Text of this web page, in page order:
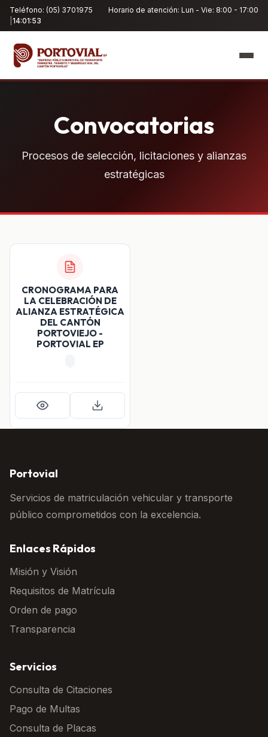
Teléfono: (05) 3701975
Horario de atención: Lun - Vie: 8:00 - 17:00
14:01:53
Convocatorias
Procesos de selección, licitaciones y alianzas
estratégicas
CRONOGRAMA PARA
LA CELEBRACIÓN DE
ALIANZA ESTRATÉGICA
DEL CANTÓN
PORTOVIEJO -
PORTOVIAL EP
Portovial
Servicios de matriculación vehicular y transporte
público comprometidos con la excelencia.
Enlaces Rápidos
Misión y Visión
Requisitos de Matrícula
Orden de pago
Transparencia
Servicios
Consulta de Citaciones
Pago de Multas
Consulta de Placas